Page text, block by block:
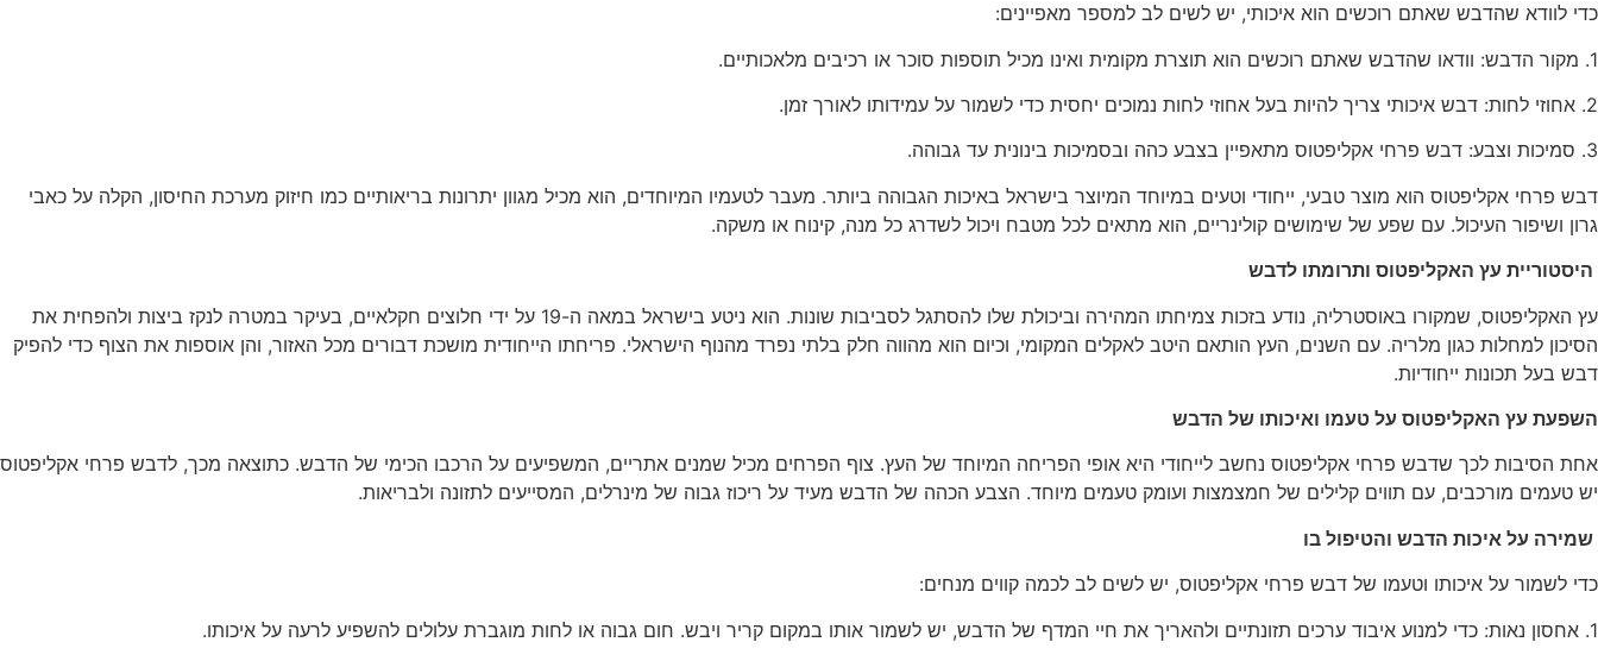
כדי לוודא שהדבש שאתם רוכשים הוא איכותי, יש לשים לב למספר מאפיינים:
1. מקור הדבש: וודאו שהדבש שאתם רוכשים הוא תוצרת מקומית ואינו מכיל תוספות סוכר או רכיבים מלאכותיים.
2. אחוזי לחות: דבש איכותי צריך להיות בעל אחוזי לחות נמוכים יחסית כדי לשמור על עמידותו לאורך זמן.
3. סמיכות וצבע: דבש פרחי אקליפטוס מתאפיין בצבע כהה ובסמיכות בינונית עד גבוהה.
דבש פרחי אקליפטוס הוא מוצר טבעי, ייחודי וטעים במיוחד המיוצר בישראל באיכות הגבוהה ביותר. מעבר לטעמיו המיוחדים, הוא מכיל מגוון יתרונות בריאותיים כמו חיזוק מערכת החיסון, הקלה על כאבי
גרון ושיפור העיכול. עם שפע של שימושים קולינריים, הוא מתאים לכל מטבח ויכול לשדרג כל מנה, קינוח או משקה.
היסטוריית עץ האקליפטוס ותרומתו לדבש
עץ האקליפטוס, שמקורו באוסטרליה, נודע בזכות צמיחתו המהירה וביכולת שלו להסתגל לסביבות שונות. הוא ניטע בישראל במאה ה-19 על ידי חלוצים חקלאיים, בעיקר במטרה לנקז ביצות ולהפחית את
הסיכון למחלות כגון מלריה. עם השנים, העץ הותאם היטב לאקלים המקומי, וכיום הוא מהווה חלק בלתי נפרד מהנוף הישראלי. פריחתו הייחודית מושכת דבורים מכל האזור, והן אוספות את הצוף כדי להפיק
דבש בעל תכונות ייחודיות.
השפעת עץ האקליפטוס על טעמו ואיכותו של הדבש
אחת הסיבות לכך שדבש פרחי אקליפטוס נחשב לייחודי היא אופי הפריחה המיוחד של העץ. צוף הפרחים מכיל שמנים אתריים, המשפיעים על הרכבו הכימי של הדבש. כתוצאה מכך, לדבש פרחי אקליפטוס
יש טעמים מורכבים, עם תווים קלילים של חמצמצות ועומק טעמים מיוחד. הצבע הכהה של הדבש מעיד על ריכוז גבוה של מינרלים, המסייעים לתזונה ולבריאות.
שמירה על איכות הדבש והטיפול בו
כדי לשמור על איכותו וטעמו של דבש פרחי אקליפטוס, יש לשים לב לכמה קווים מנחים:
1. אחסון נאות: כדי למנוע איבוד ערכים תזונתיים ולהאריך את חיי המדף של הדבש, יש לשמור אותו במקום קריר ויבש. חום גבוה או לחות מוגברת עלולים להשפיע לרעה על איכותו.